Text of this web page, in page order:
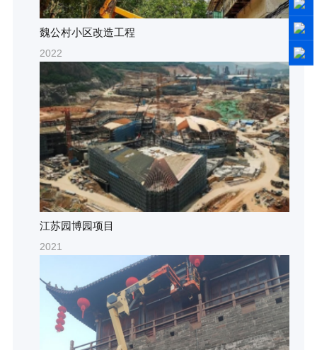
魏公村小区改造工程
2022
江苏园博园项目
2021